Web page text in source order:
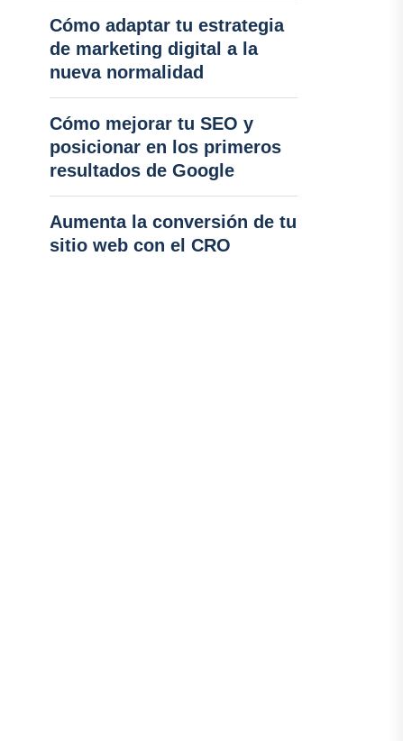
Cómo adaptar tu estrategia
de marketing digital a la
nueva normalidad
Cómo mejorar tu SEO y
posicionar en los primeros
resultados de Google
Aumenta la conversión de tu
sitio web con el CRO